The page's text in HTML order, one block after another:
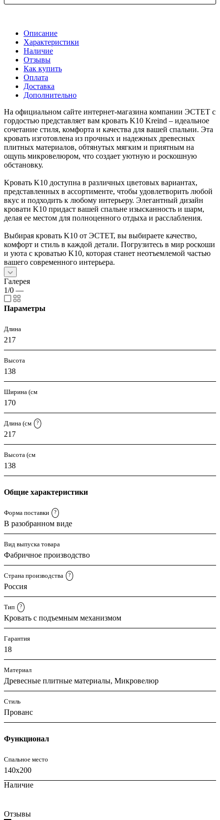
Описание
Характеристики
Наличие
Отзывы
Как купить
Оплата
Доставка
Дополнительно
На официальном сайте интернет-магазина компании ЭСТЕТ с
гордостью представляет вам кровать K10 Kreind – идеальное
сочетание стиля, комфорта и качества для вашей спальни. Эта
кровать изготовлена из прочных и надежных древесных
плитных материалов, обтянутых мягким и приятным на
ощупь микровелюром, что создает уютную и роскошную
обстановку.
Kровать K10 доступна в различных цветовых вариантах,
представленных в ассортименте, чтобы удовлетворить любой
вкус и подходить к любому интерьеру. Элегантный дизайн
кровати K10 придаст вашей спальне изысканность и шарм,
делая ее местом для полноценного отдыха и расслабления.
Выбирая кровать K10 от ЭСТЕТ, вы выбираете качество,
комфорт и стиль в каждой детали. Погрузитесь в мир роскоши
и уюта с кроватью K10, которая станет неотъемлемой частью
вашего современного интерьера.
Галерея
1/0 —
Параметры
Длина
217
Высота
138
Ширина (см
170
Длина (см ?
217
Высота (см
138
Общие характеристики
Форма поставки ?
В разобранном виде
Вид выпуска товара
Фабричное производство
Страна производства ?
Россия
Тип ?
Кровать с подъемным механизмом
Гарантия
18
Материал
Древесные плитные материалы, Микровелюр
Стиль
Прованс
Функционал
Спальное место
140x200
Наличие
Отзывы